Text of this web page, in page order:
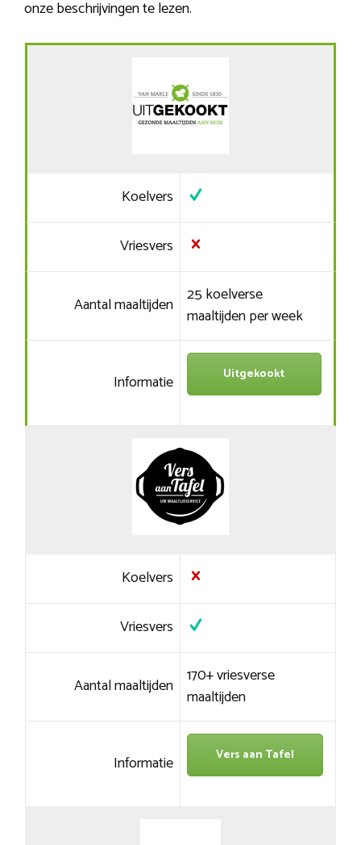
onze beschrijvingen te lezen.
Koelvers
Vriesvers
Aantal maaltijden 25 koelverse
maaltijden per week
Informatie Uitgekookt
Koelvers
Vriesvers
Aantal maaltijden 170+ vriesverse
maaltijden
Informatie Vers aan Tafel